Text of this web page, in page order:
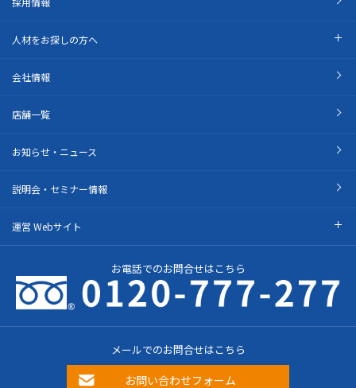
人材をお探しの方へ
会社情報
店舗一覧
お知らせ・ニュース
説明会・セミナー情報
運営 Webサイト
お電話でのお問合せはこちら
メールでのお問合せはこちら
お問い合わせフォーム